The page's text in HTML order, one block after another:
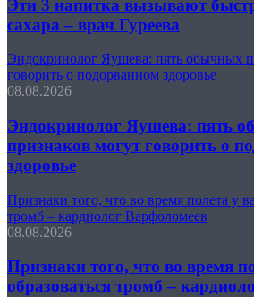
Эти 3 напитка вызывают
сахара – врач Гуреева
Эндокринолог Яушева: пять обычных
говорить о подорванном здоровье
08.08.2026
Эндокринолог Яушева: пять
признаков могут говорить о
здоровье
Признаки того, что во время полета у
тромб – кардиолог Варфоломеев
08.08.2026
Признаки того, что во время
образоваться тромб –